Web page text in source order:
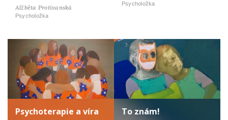
Alžběta Protivanská
Psycholožka
Psycholožka
Psychoterapie a víra To znám!